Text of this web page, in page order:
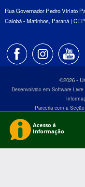
Rua Governador Pedro Viriato
Caiobá - Matinhos, Paraná |
©2026 -
Desenvolvido em Software
Parceria com a